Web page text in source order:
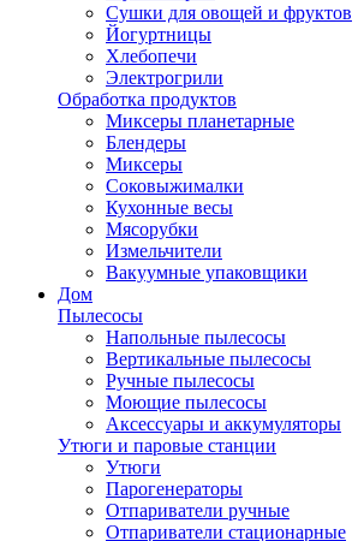
Сушки для овощей и фруктов
Йогуртницы
Хлебопечи
Электрогрили
Обработка продуктов
Миксеры планетарные
Блендеры
Миксеры
Соковыжималки
Кухонные весы
Мясорубки
Измельчители
Вакуумные упаковщики
Дом
Пылесосы
Напольные пылесосы
Вертикальные пылесосы
Ручные пылесосы
Моющие пылесосы
Аксессуары и аккумуляторы
Утюги и паровые станции
Утюги
Парогенераторы
Отпариватели ручные
Отпариватели стационарные